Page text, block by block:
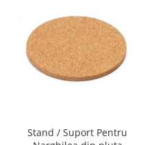
Stand / Suport Pentru